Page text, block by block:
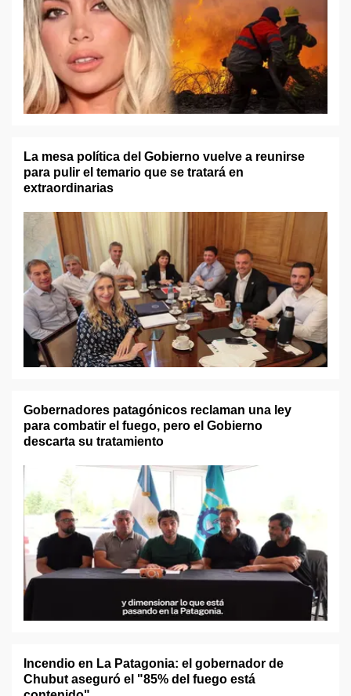
La mesa política del Gobierno vuelve a reunirse
para pulir el temario que se tratará en
extraordinarias
Gobernadores patagónicos reclaman una ley
para combatir el fuego, pero el Gobierno
descarta su tratamiento
Incendio en La Patagonia: el gobernador de
Chubut aseguró el "85% del fuego está